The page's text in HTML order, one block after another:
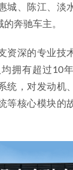
城、陈江、淡
奔驰车主。
资深的专业技
拥有超过10
统，对发动机
等核心模块的